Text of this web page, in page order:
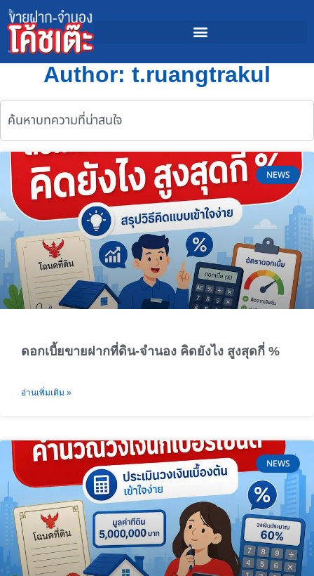
Author: t.ruangtrakul
NEWS
ดอกเบี้ยขายฝากที่ดิน-จำนอง คิดยังไง สูงสุดกี่ %
อ่านเพิ่มเติม »
NEWS